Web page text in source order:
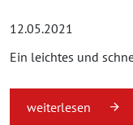
12.05.2021
Ein leichtes und
weiterlesen